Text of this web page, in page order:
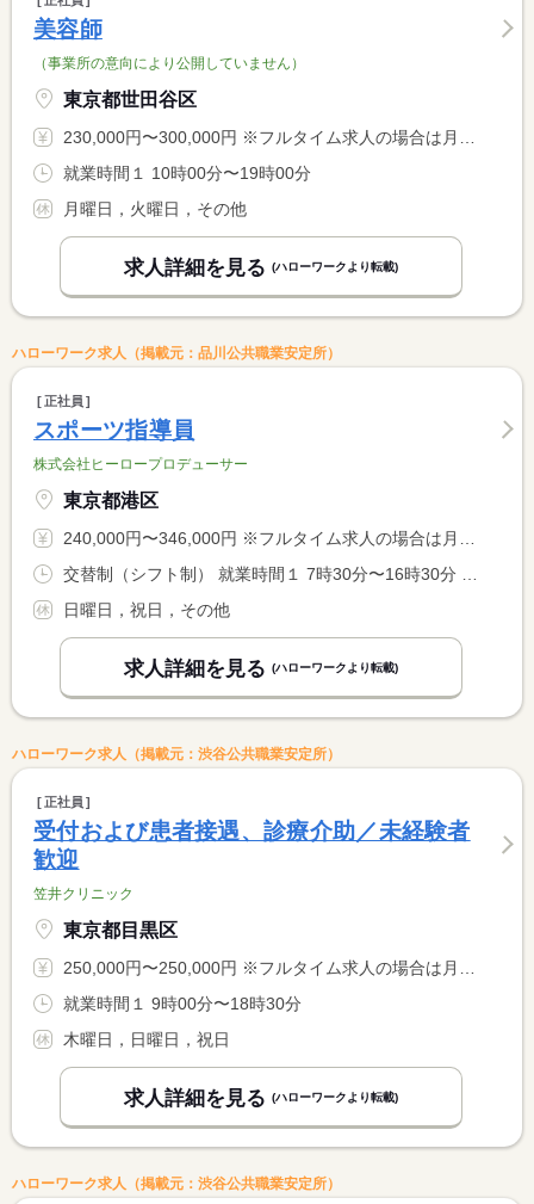
美容師
（事業所の意向により公開していません）
東京都世田谷区
230,000円〜300,000円 ※フルタイム求人の場合は月額（換算額）、パート求人の場合は時間額を表示しています。
就業時間１ 10時00分〜19時00分
月曜日，火曜日，その他
求人詳細を見る (ハローワークより転載)
ハローワーク求人（掲載元：品川公共職業安定所）
正社員
スポーツ指導員
株式会社ヒーロープロデューサー
東京都港区
240,000円〜346,000円 ※フルタイム求人の場合は月額（換算額）、パート求人の場合は時間額を表示しています。
日曜日，祝日，その他
求人詳細を見る (ハローワークより転載)
ハローワーク求人（掲載元：渋谷公共職業安定所）
正社員
受付および患者接遇、診療介助／未経験者
歓迎
笠井クリニック
東京都目黒区
250,000円〜250,000円 ※フルタイム求人の場合は月額（換算額）、パート求人の場合は時間額を表示しています。
就業時間１ 9時00分〜18時30分
木曜日，日曜日，祝日
求人詳細を見る (ハローワークより転載)
ハローワーク求人（掲載元：渋谷公共職業安定所）